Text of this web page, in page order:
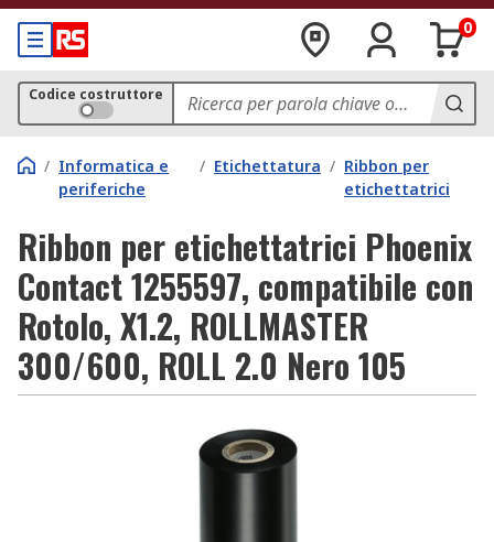
0
Codice costruttore
/ Informatica e
periferiche
/ Etichettatura / Ribbon per
etichettatrici
Ribbon per etichettatrici Phoenix
Contact 1255597, compatibile con
Rotolo, X1.2, ROLLMASTER
300/600, ROLL 2.0 Nero 105